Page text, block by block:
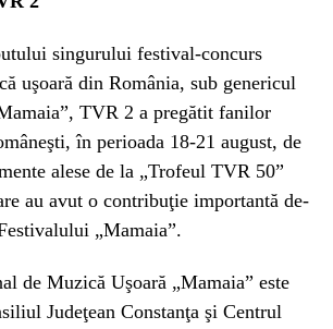
singurului festival-concurs
uşoară din România, sub genericul
TVR 2 a pregătit fanilor
în perioada 18-21 august, de
alese de la „Trofeul TVR 50”
au avut o contribuţie importantă de-
„Mamaia”.
de Muzică Uşoară „Mamaia” este
Judeţean Constanţa şi Centrul